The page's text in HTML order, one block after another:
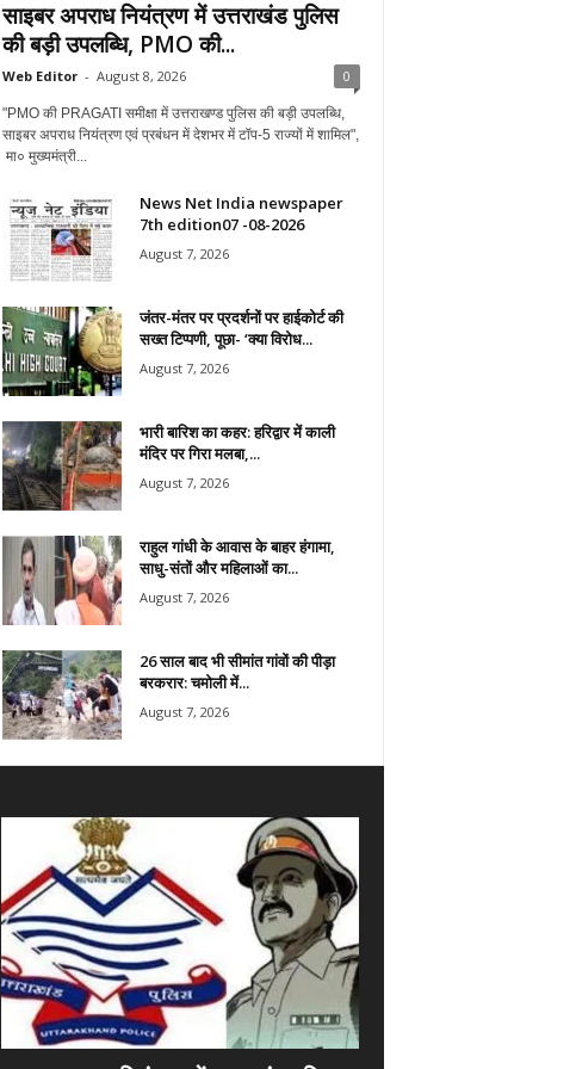
साइबर अपराध नियंत्रण में उत्तराखंड पुलिस
की बड़ी उपलब्धि, PMO की...
Web Editor - August 8, 2026 0
"PMO की PRAGATI समीक्षा में उत्तराखण्ड पुलिस की बड़ी उपलब्धि,
साइबर अपराध नियंत्रण एवं प्रबंधन में देशभर में टॉप-5 राज्यों में शामिल",
मा० मुख्यमंत्री...
News Net India newspaper
7th edition07 -08-2026
August 7, 2026
जंतर-मंतर पर प्रदर्शनों पर हाईकोर्ट की
सख्त टिप्पणी, पूछा- ‘क्या विरोध...
August 7, 2026
भारी बारिश का कहर: हरिद्वार में काली
मंदिर पर गिरा मलबा,...
August 7, 2026
राहुल गांधी के आवास के बाहर हंगामा,
साधु-संतों और महिलाओं का...
August 7, 2026
26 साल बाद भी सीमांत गांवों की पीड़ा
बरकरार: चमोली में...
August 7, 2026